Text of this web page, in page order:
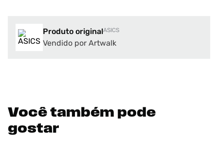
Produto originalASICS
Vendido por Artwalk
Você também pode
gostar